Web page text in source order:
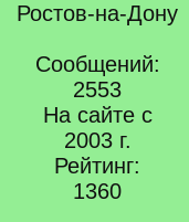
Ростов-на-Дону
Сообщений:
2553
На сайте с
2003 г.
Рейтинг:
1360